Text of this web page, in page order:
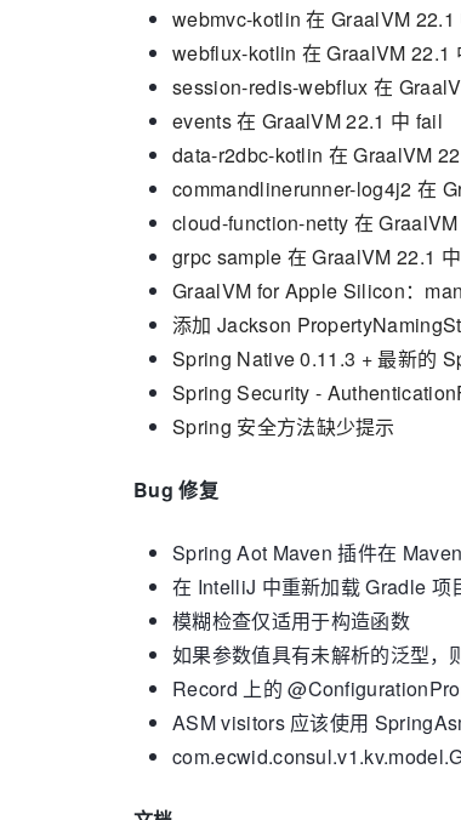
webmvc-kotlin 在 GraalVM 22.1
webflux-kotlin 在 GraalVM 22.1
session-redis-webflux 在
events 在 GraalVM 22.1 中 fail
data-r2dbc-kotlin 在 GraalVM
commandlinerunner-log4j2 在
cloud-function-netty 在
grpc sample 在 GraalVM 22.1
GraalVM for Apple Silicon：
添加 Jackson
Spring Native 0.11.3 + 最新的
Spring Security -
Spring 安全方法缺少提示
Bug 修复
Spring Aot Maven 插件在
在 IntelliJ 中重新加载 Gradle 项
模糊检查仅适用于构造函数
如果参数值具有未解析的泛型，
Record 上的
ASM visitors 应该使用